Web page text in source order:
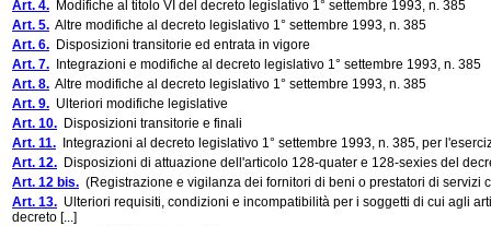
Art. 4. Modifiche al titolo VI del decreto legislativo 1° settembre 1993, n. 385
Art. 5. Altre modifiche al decreto legislativo 1° settembre 1993, n. 385
Art. 6. Disposizioni transitorie ed entrata in vigore
Art. 7. Integrazioni e modifiche al decreto legislativo 1° settembre 1993, n. 385
Art. 8. Altre modifiche al decreto legislativo 1° settembre 1993, n. 385
Art. 9. Ulteriori modifiche legislative
Art. 10. Disposizioni transitorie e finali
Art. 11. Integrazioni al decreto legislativo 1° settembre 1993, n. 385, per
Art. 12. Disposizioni di attuazione dell'articolo 128-quater e 128-sexies del
Art. 12 bis. (Registrazione e vigilanza dei fornitori di beni o prestatori di
Art. 13. Ulteriori requisiti, condizioni e incompatibilità per i soggetti di cui agli
decreto [...]